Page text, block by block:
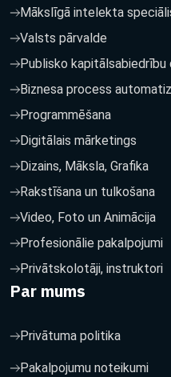
Mākslīgā intelekta
Valsts pārvalde
Publisko kapitālsabiedrību
Biznesa process
Programmēšana
Digitālais mārketings
Dizains, Māksla, Grafika
Rakstīšana un tulkošana
Video, Foto un Animācija
Profesionālie pakalpojumi
Privātskolotāji, instruktori
Par mums
Privātuma politika
Pakalpojumu noteikumi